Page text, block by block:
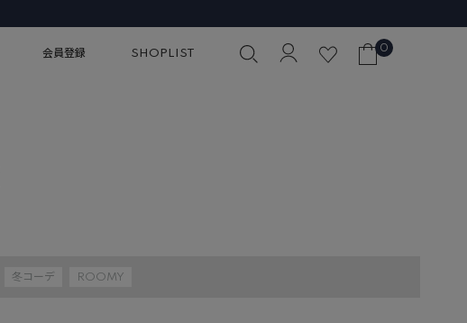
会員登録 SHOPLIST 0
冬コーデ ROOMY